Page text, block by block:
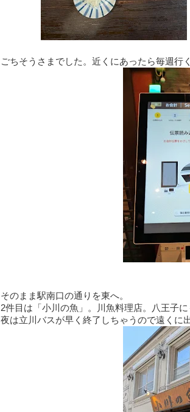
ごちそうさまでした。近くにあったら毎週行
そのまま駅南口の通りを東へ。
2件目は「小川の魚」。川魚料理店。八王子
夜は立川バスが早く終了しちゃうので遠くに